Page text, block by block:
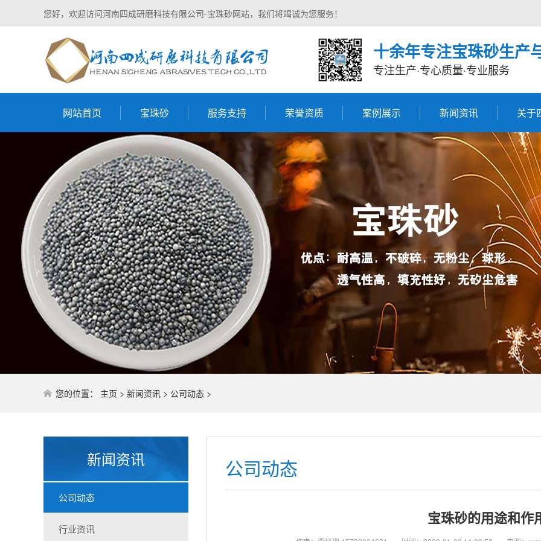
您好，欢迎访问河南四成研磨科技有限公司-宝珠砂网站，我们将竭诚为您服务！
十余年专注宝珠砂生产
专注生产·专心质量·专业服务
网站首页 宝珠砂 服务支持 荣誉资质 案例展示 新闻资讯 关于
您的位置： 主页 > 新闻资讯 > 公司动态 >
新闻资讯
公司动态
行业资讯
公司动态
宝珠砂的用途和作